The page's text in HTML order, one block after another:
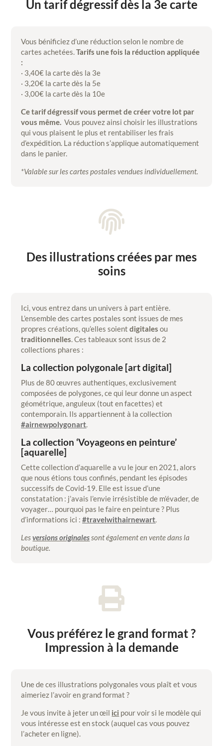
Un tarif dégressif dès la 3e carte
Vous bénificiez d’une réduction selon le nombre de
cartes achetées.Tarifs une fois la réduction appliquée
:
· 3,40€ la carte dès la 3e
· 3,20€ la carte dès la 5e
· 3,00€ la carte dès la 10e
Ce tarif dégressif vous permet de créer votre lot par
vous même. Vous pouvez ainsi choisir les illustrations
qui vous plaisent le plus et rentabiliser les frais
d’expédition. La réduction s’applique automatiquement
dans le panier.
*Valable sur les cartes postales vendues individuellement.

Des illustrations créées par mes
soins
Ici, vous entrez dans un univers à part entière.
L’ensemble des cartes postales sont issues de mes
propres créations, qu’elles soientdigitales ou
traditionnelles. Ces tableaux sont issus de 2
collections phares :
La collection polygonale [art digital]
Plus de 80 œuvres authentiques, exclusivement
composées de polygones, ce qui leur donne un aspect
géométrique, anguleux (tout en facettes) et
contemporain. Ils appartiennent à la collection
#airnewpolygonart.
La collection ‘Voyageons en peinture’
[aquarelle]
Cette collection d’aquarelle a vu le jour en 2021, alors
que nous étions tous confinés, pendant les épisodes
successifs de Covid-19. Elle est issue d’une
constatation : j’avais l’envie irrésistible de m’évader, de
voyager… pourquoi pas le faire en peinture ? Plus
d’informations ici :#travelwithairnewart.
Lesversions originalessont également en vente dans la
boutique.

Vous préférez le grand format ?
Impression à la demande
Une de ces illustrations polygonales vous plaît et vous
aimeriez l’avoir en grand format ?
Je vous invite à jeter un œil ici pour voir si le modèle qui
vous intéresse est en stock (auquel cas vous pouvez
l’acheter en ligne).